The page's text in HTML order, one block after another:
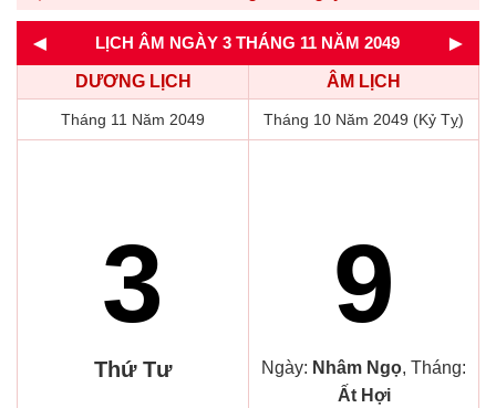
◄ LỊCH ÂM NGÀY 3 THÁNG 11 NĂM 2049 ►
DƯƠNG LỊCH ÂM LỊCH
Tháng 11 Năm 2049 Tháng 10 Năm 2049 (Kỷ Tỵ)
3
Thứ Tư
9
Ngày: Nhâm Ngọ, Tháng:
Ất Hợi